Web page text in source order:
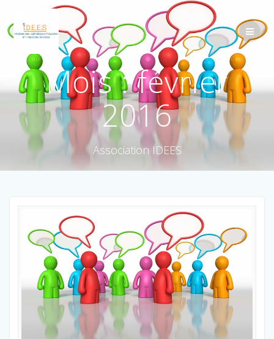
Mois :février
2016
Association IDEES